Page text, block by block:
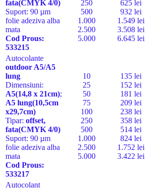
fata(CMYK 4/0)
Suport: 90 µm
folie adeziva alba
mata
Cod Prous:
533215
250
500
1.000
2.500
5.000
625 lei
932 lei
1.549 lei
3.508 lei
6.645 lei
Autocolante
outdoor A5/A5
lung
Dimensiuni:
A5(14,8 x 21cm);
A5 lung(10,5cm
x29,7cm)
Tipar: offset,
fata(CMYK 4/0)
Suport: 90 µm
folie adeziva alba
mata
Cod Prous:
533217
10
25
50
75
100
250
500
1.000
2.500
5.000
135 lei
152 lei
181 lei
209 lei
238 lei
358 lei
514 lei
824 lei
1.752 lei
3.422 lei
Autocolant